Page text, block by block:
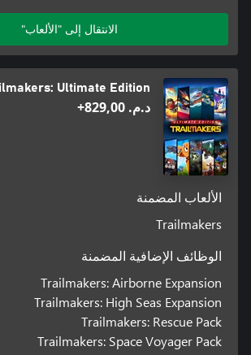
الانتقال إلى "الألعاب"
Ultimate Edition
د.م.‏ 829,00+
الألعاب المضمنة
Trailmakers
الوظائف الإضافية المضمنة
Trailmakers: Airborne Expansion
Trailmakers: High Seas Expansion
Trailmakers: Rescue Pack
Trailmakers: Space Voyager Pack